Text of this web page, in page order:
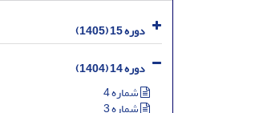
دوره 15 (1405)
دوره 14 (1404)
شماره 4
شماره 3